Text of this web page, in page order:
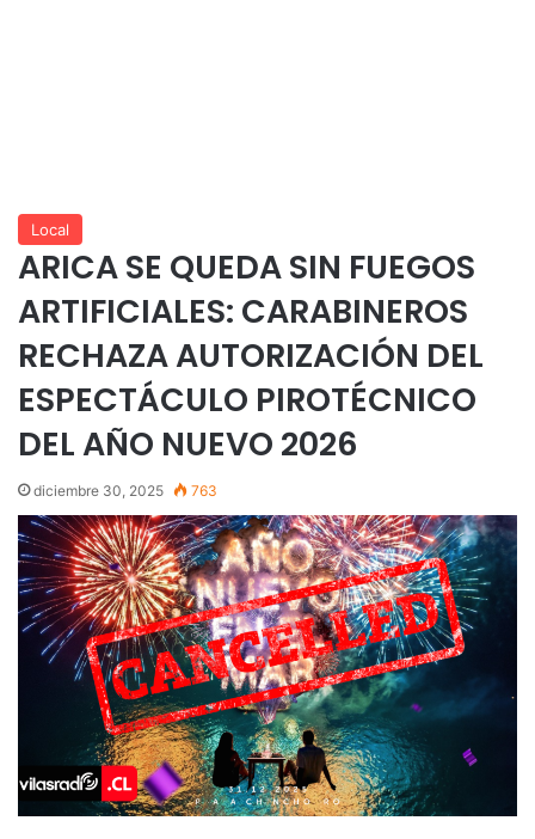
Local
ARICA SE QUEDA SIN FUEGOS
ARTIFICIALES: CARABINEROS
RECHAZA AUTORIZACIÓN DEL
ESPECTÁCULO PIROTÉCNICO
DEL AÑO NUEVO 2026
diciembre 30, 2025 763